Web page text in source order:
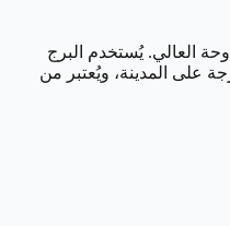
الدوحة العالي. يُستخدم البرج
مكاتب، مطاعم، وشقق سكنية فاخرة. من المثير للاهتمام أن هناك شقق سكنية تقع في قبة البرج. يُعد من أطول الأبراج في الدوحة التي توفر إطلالة 360 درجة على المدينة، ويُعتبر من